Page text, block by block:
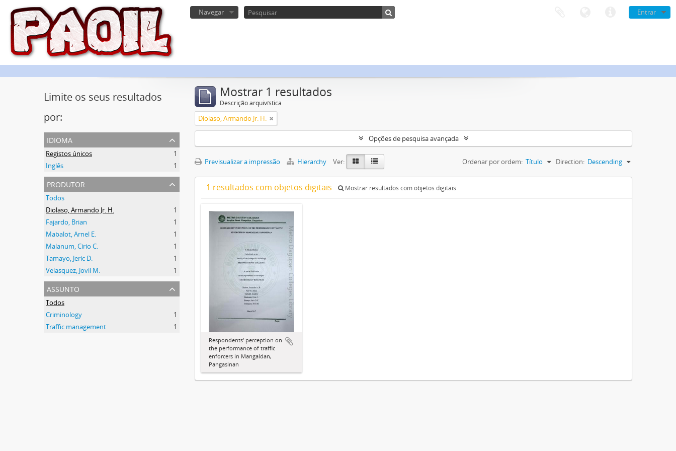
Entrar
Navegar
Limite os seus resultados
por:
idioma
Registos únicos
1
Inglês
1
produtor
Todos
Diolaso, Armando Jr. H.
1
Fajardo, Brian
1
Mabalot, Arnel E.
1
Malanum, Cirio C.
1
Tamayo, Jeric D.
1
Velasquez, Jovil M.
1
assunto
Todos
Criminology
1
Traffic management
1
Mostrar 1 resultados
Descrição arquivística
Diolaso, Armando Jr. H.
Opções de pesquisa avançada
Previsualizar a impressão Hierarchy Ver: Ordenar por ordem: Título Direction: Descending
1 resultados com objetos digitais Mostrar resultados com objetos digitais
Respondents' perception on
the performance of traffic
enforcers in Mangaldan,
Pangasinan